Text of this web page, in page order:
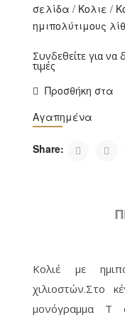
σελίδα / Κολιε /
ημιπολύτιμους
Συνδεθείτε για να
τιμές
Προσθήκη στα
Αγαπημένα
Share:
Κολιέ με
χιλιοστών.Στο
μονόγραμμα